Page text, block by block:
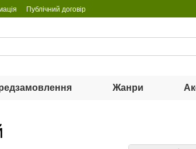
Публічний договір
Жанри